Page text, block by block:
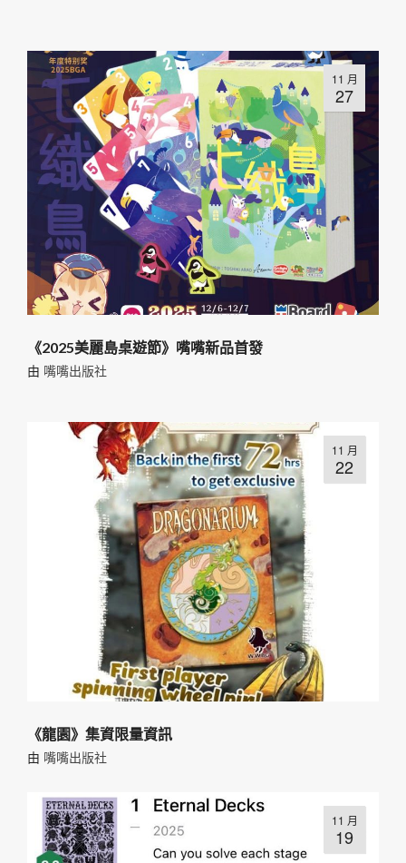
11 月
27
《2025美麗島桌遊節》嘴嘴新品首發
由 嘴嘴出版社
11 月
22
《龍園》集資限量資訊
由 嘴嘴出版社
11 月
19